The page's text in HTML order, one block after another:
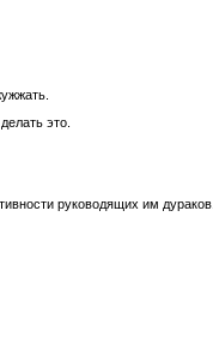
это.
руководящих им дураков.